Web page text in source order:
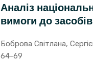
Аналіз
вимоги до
Боброва Світлана,
64-69